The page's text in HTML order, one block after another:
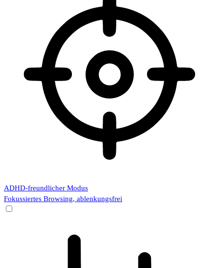
ADHD-freundlicher Modus
Fokussiertes Browsing, ablenkungsfrei